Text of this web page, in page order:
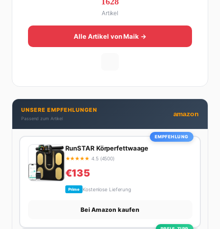
Online zu einer der führenden Männer-Lifestyle-
Plattformen im deutschsprachigen Raum aufgebaut.
Sein Weg dahin war alles andere als geradlinig: Die
eine Hälfte seines Lebens stand er in der
Gastronomie – mit allem, was dazugehört. Die andere
dran. Wenn Maik nicht gerade den heißesten Tratsch
aus der Promi-Welt aufspürt oder die besten
Lifestyle-Empfehlungen zusammenstellt, findet man
ihn beim Wandern in den Schweizer Alpen, am Grill
mit Freunden oder auf der Suche nach dem
perfekten Espresso. Sein Motto: Lieber einmal richtig
Artikel
Alle Artikel von Maik →
UNSERE EMPFEHLUNGEN
Passend zum Artikel
amazon
EMPFEHLUNG
RunSTAR Körperfettwaage
★★★★★ 4.5 (4500)
€135
Prime Kostenlose Lieferung
Bei Amazon kaufen